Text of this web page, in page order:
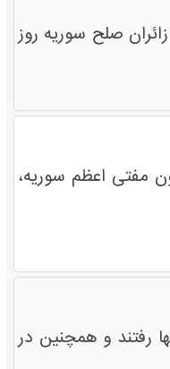
صلح سوریه روز
مفتی اعظم سوریه،
رفتند و همچنین در